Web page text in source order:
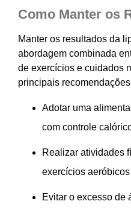
Como Manter os
Manter os resultados da
abordagem combinada
de exercícios e cuidados
principais
Adotar uma
com controle
Realizar atividades
exercícios
Evitar o excesso de